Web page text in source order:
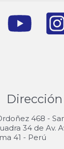
Dirección
468 -
34 de Av.
41 - Perú